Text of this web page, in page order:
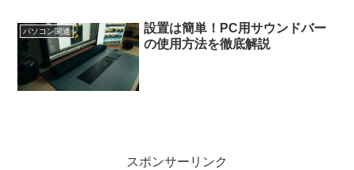
パソコン関連
設置は簡単！PC用サウンドバー
の使用方法を徹底解説
スポンサーリンク